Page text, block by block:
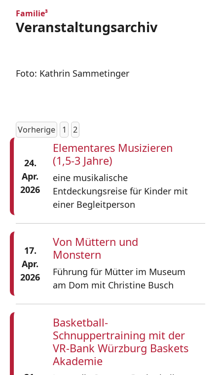
Familie³
Veranstaltungsarchiv
Foto: Kathrin Sammetinger
Vorherige 1 2
24.
Apr.
2026
Elementares Musizieren
(1,5-3 Jahre)
eine musikalische
Entdeckungsreise für Kinder mit
einer Begleitperson
17.
Apr.
2026
Von Müttern und
Monstern
Führung für Mütter im Museum
am Dom mit Christine Busch
Basketball-
Schnuppertraining mit der
VR-Bank Würzburg Baskets
Akademie